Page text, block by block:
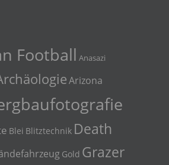
Football Anasazi
Arizona
Blei Blitztechnik Death
Gold Grazer